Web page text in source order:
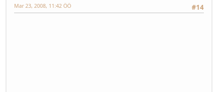
#14
Mar 23, 2008, 11:42 ÖÖ